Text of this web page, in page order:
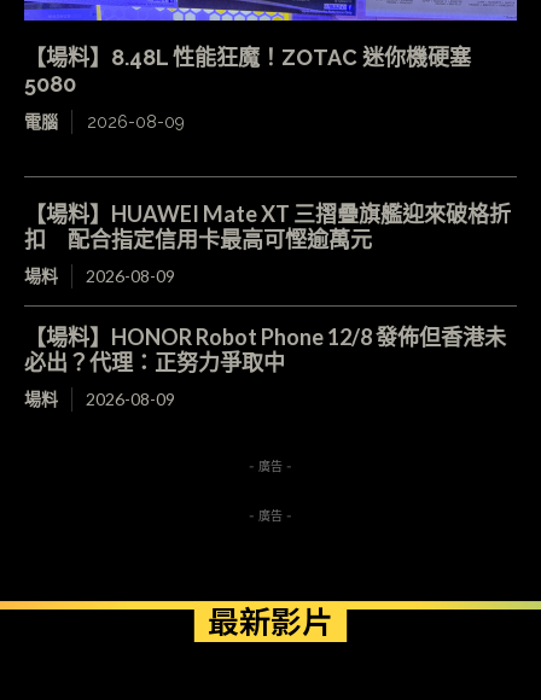
【場料】8.48L 性能狂魔！ZOTAC 迷你機硬塞
5080
電腦 2026-08-09
【場料】HUAWEI Mate XT 三摺疊旗艦迎來破格折
扣 配合指定信用卡最高可慳逾萬元
場料 2026-08-09
【場料】HONOR Robot Phone 12/8 發佈但香港未
必出？代理：正努力爭取中
場料 2026-08-09
- 廣告 -
- 廣告 -
最新影片